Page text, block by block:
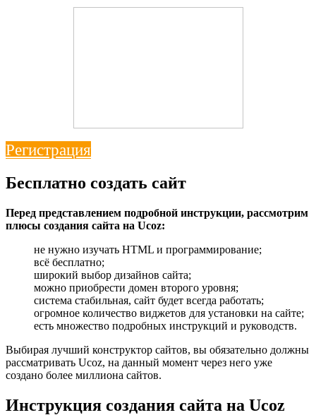
Регистрация
Бесплатно создать сайт
Перед представлением подробной инструкции, рассмотрим
плюсы создания сайта на Ucoz:
не нужно изучать HTML и программирование;
всё бесплатно;
широкий выбор дизайнов сайта;
можно приобрести домен второго уровня;
система стабильная, сайт будет всегда работать;
огромное количество виджетов для установки на сайте;
есть множество подробных инструкций и руководств.
Выбирая лучший конструктор сайтов, вы обязательно должны
рассматривать Ucoz, на данный момент через него уже
создано более миллиона сайтов.
Инструкция создания сайта на Ucoz